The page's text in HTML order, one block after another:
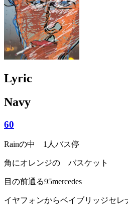
Lyric
Navy
60
Rainの中 1人バス停
角にオレンジの バスケット
目の前通る95mercedes
イヤフォンからベイブリッジセレ